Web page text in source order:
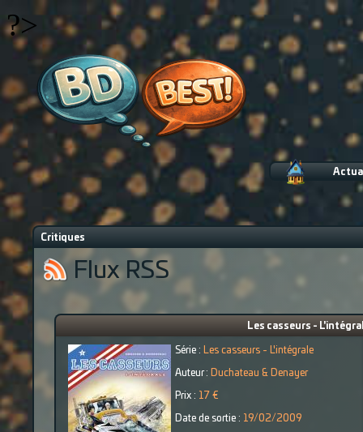
?>
Critiques
Flux RSS
Les casseurs -
Série : Les casseurs - L'intégrale
Auteur : Duchateau & Denayer
Prix : 17 €
Date de sortie : 19/02/2009